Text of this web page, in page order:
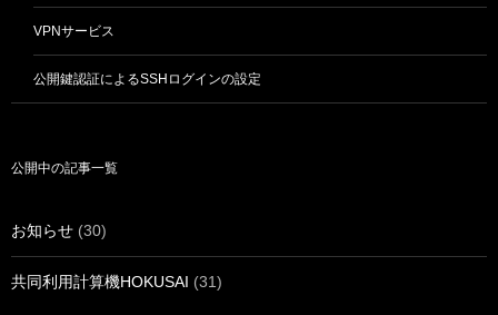
VPNサービス
公開鍵認証によるSSHログインの設定
公開中の記事一覧
お知らせ (30)
共同利用計算機HOKUSAI (31)